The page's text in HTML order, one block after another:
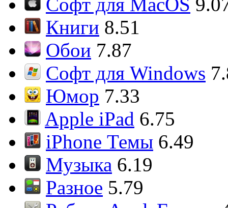
Книги 8.51
Обои 7.87
Софт для Windows
Юмор 7.33
Apple iPad 6.75
iPhone Темы 6.49
Музыка 6.19
Разное 5.79